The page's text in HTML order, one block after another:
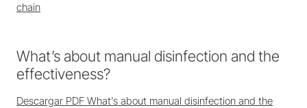
chain
What’s about manual disinfection and the
effectiveness?
Descargar PDF What’s about manual disinfection and the